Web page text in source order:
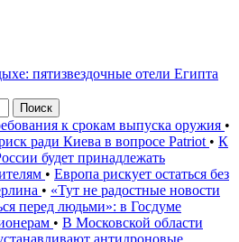
пятизвездочные отели Египта
Поиск
к срокам выпуска оружия •
ради Киева в вопросе Patriot • К
будет принадлежать
• Европа рискует остаться без
• «Тут не радостные новости
перед людьми»: в Госдуме
• В Московской области
антидроновые